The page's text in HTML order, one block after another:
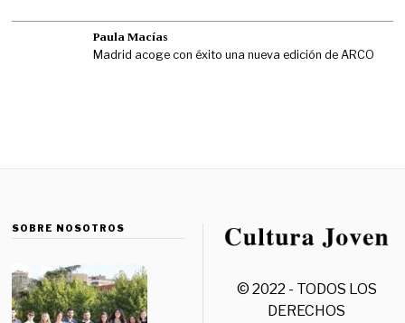
Paula Macías
Madrid acoge con éxito una nueva edición de ARCO
SOBRE NOSOTROS
© 2022 - TODOS LOS
DERECHOS